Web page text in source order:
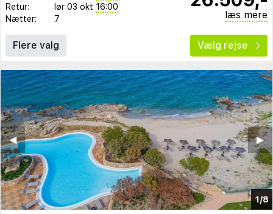
Retur:
lør 03 okt 16:00
Nætter:
7 læs mere
Flere valg Vælg rejse
1/8
▶︎
◀︎